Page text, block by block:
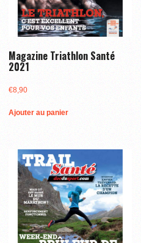
Magazine Triathlon Santé
2021
€8,90
Ajouter au panier